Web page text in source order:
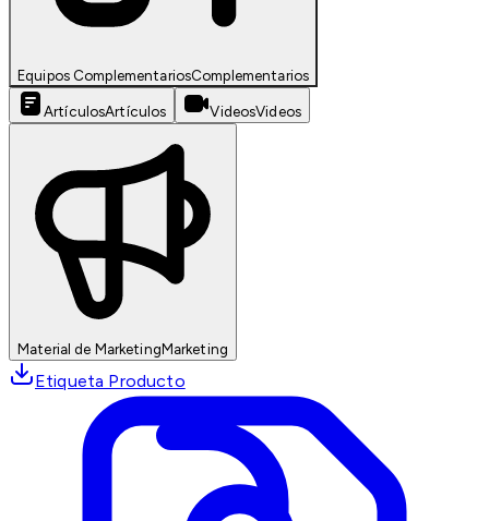
Equipos ComplementariosComplementarios
ArtículosArtículos VideosVideos
Material de MarketingMarketing
Etiqueta Producto